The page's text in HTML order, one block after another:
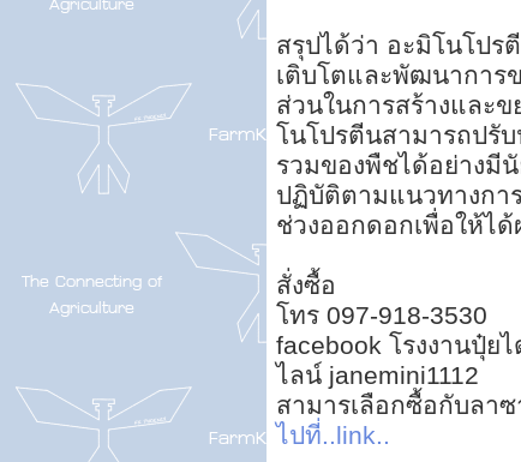
สรุปได้ว่า อะมิโนโปร
เติบโตและพัฒนาการ
ส่วนในการสร้างและข
โนโปรตีนสามารถปรั
รวมของพืชได้อย่างมี
ปฏิบัติตามแนวทางกา
ช่วงออกดอกเพื่อให้ไ
สั่งซื้อ
โทร 097-918-3530
facebook โรงงานปุ๋ย
ไลน์ janemini1112
สามารเลือกซื้อกับลาซ
ไปที่..link..